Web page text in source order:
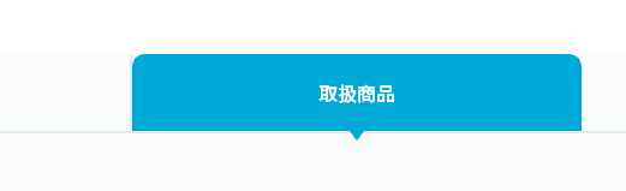
取扱商品